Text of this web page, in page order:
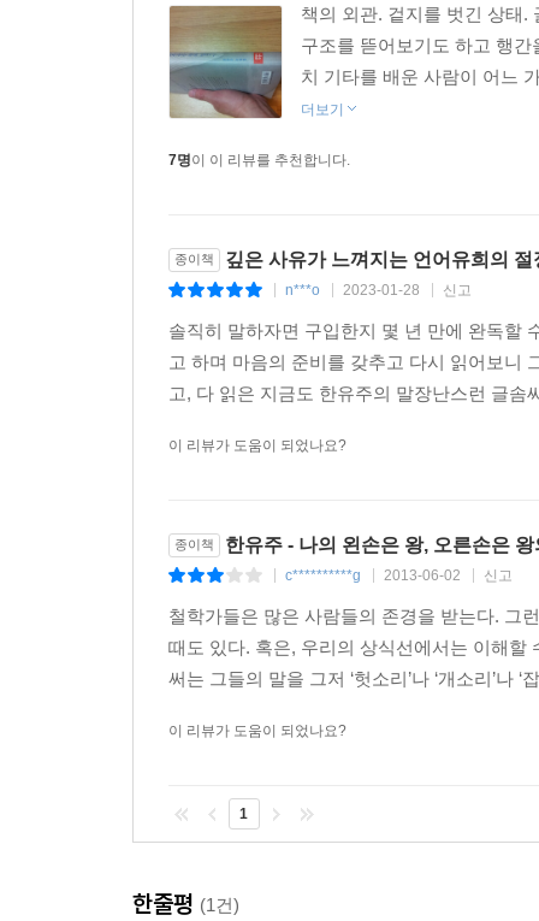
불가능성으캷 향하는 무한한 실패의 도약!
‘쓰다’라는 실패를 경험하는 일
- 문학이란 무엇인가?
소설 형식을 파괴하는 작품 세계로 등단과 동
확장하며 문학의 본질에 대한 집요한 질문을 계속
그들의 대화를 그대로 옮겨 적는 것은, 차용이
배반하는 것은 아니겠지만, 그럼에도 불구하고
여러분은 모두, 남의 입을 빌려 말을 배웠으니,
(/ '자연사 박물관' 중에서)
불완전한 행위이지만, 동시에 이 행위 자체가 필
천착하여 인간의 글쓰기 욕망을 바라보고 실험한
서사(산책하다가 만나게 된 여장남자 살인범과의
있는 행위’ 자체를 독자에게 계속 자각시킨다.
않고, 토마스 베른하르트를 베꼈다는 점에 대해
말을 따라하며 언어를 익혔어, 누군가의 문장을
않다. 베끼는 것만이 가능하지.
책의 외관. 겉지를 벗긴 상태.
구조를 뜯어보기도 하고 행
치 기타를 배운 사람이 어느
더보기
7명이 이 리뷰를 추천합니다.
종이책 깊은 사유가 느껴지는 언어유희의 절
n***o 2023-01-28 신고
솔직히 말하자면 구입한지 몇 년 만에 완독할
고 하며 마음의 준비를 갖추고 다시 읽어보니
고, 다 읽은 지금도 한유주의 말장난스런 글
이 리뷰가 도움이 되었나요?
종이책 한유주 - 나의 왼손은 왕, 오른손은
c**********g 2013-06-02 신고
철학가들은 많은 사람들의 존경을 받는다. 그
때도 있다. 혹은, 우리의 상식선에서는 이해할
써는 그들의 말을 그저 ‘헛소리’나 ‘개소리’나
이 리뷰가 도움이 되었나요?
1
한줄평 (1건)